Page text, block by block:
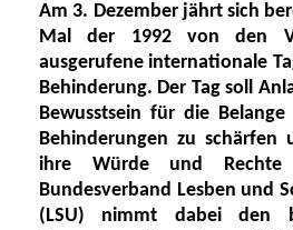
Am 3. Dezember jährt sich
Malder 1992 von den
ausgerufene internationale
Behinderung. Der Tag soll
Bewusstsein für die Belange
Behinderungen zu schärfen
ihre Würde und Rechte
Bundesverband Lesben und S
(LSU) nimmt dabeiden